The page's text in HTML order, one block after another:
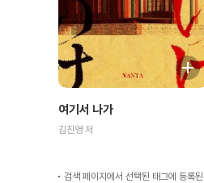
여기서 나가
김진영 저
검색 페이지에서 선택된 태그에 등록